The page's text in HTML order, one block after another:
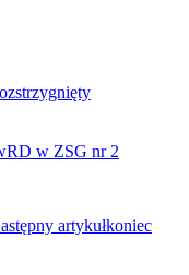
w ZSG nr 2
artykułkoniec